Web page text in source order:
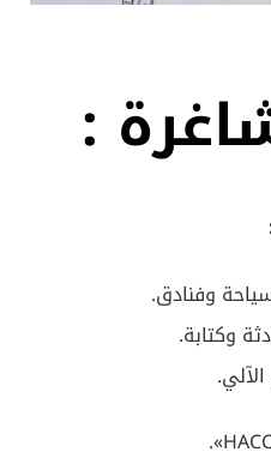
:
وفنادق.
وكتابة.